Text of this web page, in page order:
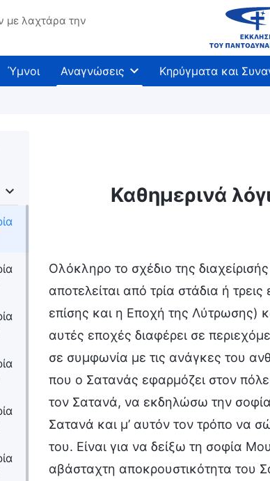
με λαχτάρα την
Ύμνοι Αναγνώσεις Κηρύγματα και
Η εμφάνιση και το έργο του Θεού Η
Καθημερινά
Ολόκληρο το σχέδιο της
αποτελείται από τρία στάδια ή
επίσης και η Εποχή της Λύτρωσης)
αυτές εποχές διαφέρει σε
σε συμφωνία με τις ανάγκες του
που ο Σατανάς εφαρμόζει στον
τον Σατανά, να εκδηλώσω την
Σατανά και μ’ αυτόν τον τρόπο να
του. Είναι για να δείξω τη σοφία
αβάσταχτη αποκρουστικότητα του